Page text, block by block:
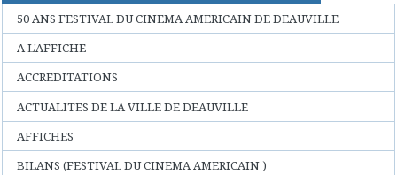
50 ANS FESTIVAL DU CINEMA AMERICAIN DE DEAUVILLE
A L'AFFICHE
ACCREDITATIONS
ACTUALITES DE LA VILLE DE DEAUVILLE
AFFICHES
BILANS (FESTIVAL DU CINEMA AMERICAIN )